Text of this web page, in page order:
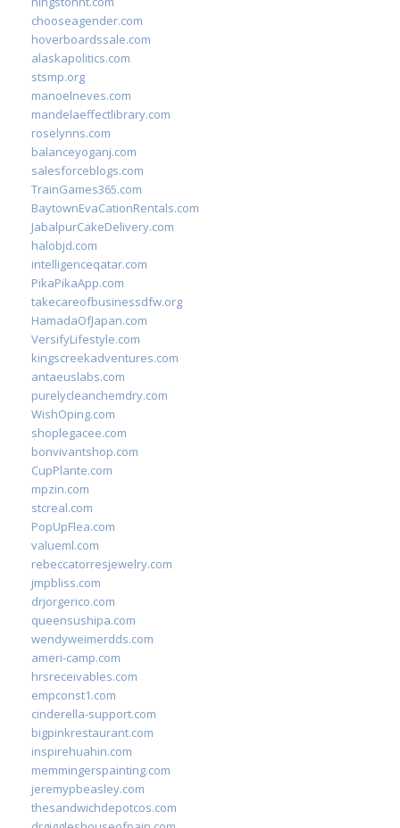
chooseagender.com
hoverboardssale.com
alaskapolitics.com
stsmp.org
manoelneves.com
mandelaeffectlibrary.com
roselynns.com
balanceyoganj.com
salesforceblogs.com
TrainGames365.com
BaytownEvaCationRentals.com
JabalpurCakeDelivery.com
halobjd.com
intelligenceqatar.com
PikaPikaApp.com
takecareofbusinessdfw.org
HamadaOfJapan.com
VersifyLifestyle.com
kingscreekadventures.com
antaeuslabs.com
purelycleanchemdry.com
WishOping.com
shoplegacee.com
bonvivantshop.com
CupPlante.com
mpzin.com
stcreal.com
PopUpFlea.com
valueml.com
rebeccatorresjewelry.com
jmpbliss.com
drjorgerico.com
queensushipa.com
wendyweimerdds.com
ameri-camp.com
hrsreceivables.com
empconst1.com
cinderella-support.com
bigpinkrestaurant.com
inspirehuahin.com
memmingerspainting.com
jeremypbeasley.com
thesandwichdepotcos.com